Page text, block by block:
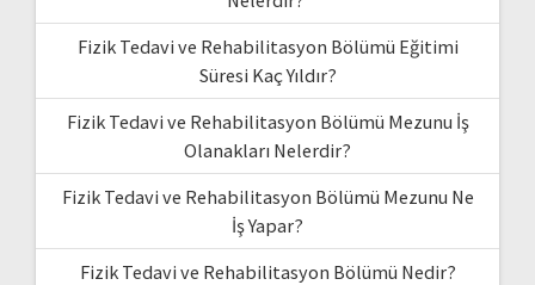
Fizik Tedavi ve Rehabilitasyon Bölümü Eğitimi
Süresi Kaç Yıldır?
Fizik Tedavi ve Rehabilitasyon Bölümü Mezunu İş
Olanakları Nelerdir?
Fizik Tedavi ve Rehabilitasyon Bölümü Mezunu Ne
İş Yapar?
Fizik Tedavi ve Rehabilitasyon Bölümü Nedir?